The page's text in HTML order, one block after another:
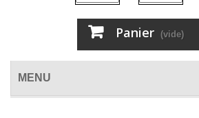
Panier (vide)
MENU